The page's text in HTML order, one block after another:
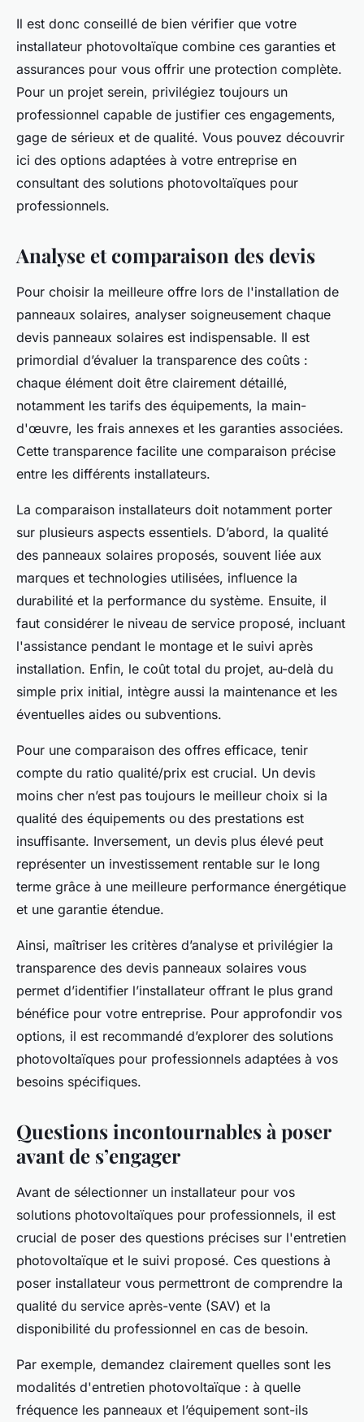
Il est donc conseillé de bien vérifier que votre
installateur photovoltaïque combine ces garanties et
assurances pour vous offrir une protection complète.
Pour un projet serein, privilégiez toujours un
professionnel capable de justifier ces engagements,
gage de sérieux et de qualité. Vous pouvez découvrir
ici des options adaptées à votre entreprise en
consultant des solutions photovoltaïques pour
professionnels.
Analyse et comparaison des devis
Pour choisir la meilleure offre lors de l'installation de
panneaux solaires, analyser soigneusement chaque
devis panneaux solaires est indispensable. Il est
primordial d’évaluer la transparence des coûts :
chaque élément doit être clairement détaillé,
notamment les tarifs des équipements, la main-
d'œuvre, les frais annexes et les garanties associées.
Cette transparence facilite une comparaison précise
entre les différents installateurs.
La comparaison installateurs doit notamment porter
sur plusieurs aspects essentiels. D’abord, la qualité
des panneaux solaires proposés, souvent liée aux
marques et technologies utilisées, influence la
durabilité et la performance du système. Ensuite, il
faut considérer le niveau de service proposé, incluant
l'assistance pendant le montage et le suivi après
installation. Enfin, le coût total du projet, au-delà du
simple prix initial, intègre aussi la maintenance et les
éventuelles aides ou subventions.
Pour une comparaison des offres efficace, tenir
compte du ratio qualité/prix est crucial. Un devis
moins cher n’est pas toujours le meilleur choix si la
qualité des équipements ou des prestations est
insuffisante. Inversement, un devis plus élevé peut
représenter un investissement rentable sur le long
terme grâce à une meilleure performance énergétique
et une garantie étendue.
Ainsi, maîtriser les critères d’analyse et privilégier la
transparence des devis panneaux solaires vous
permet d’identifier l’installateur offrant le plus grand
bénéfice pour votre entreprise. Pour approfondir vos
options, il est recommandé d’explorer des solutions
photovoltaïques pour professionnels adaptées à vos
besoins spécifiques.
Questions incontournables à poser
avant de s’engager
Avant de sélectionner un installateur pour vos
solutions photovoltaïques pour professionnels, il est
crucial de poser des questions précises sur l'entretien
photovoltaïque et le suivi proposé. Ces questions à
poser installateur vous permettront de comprendre la
qualité du service après-vente (SAV) et la
disponibilité du professionnel en cas de besoin.
Par exemple, demandez clairement quelles sont les
modalités d'entretien photovoltaïque : à quelle
fréquence les panneaux et l’équipement sont-ils